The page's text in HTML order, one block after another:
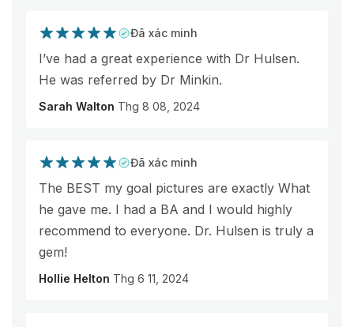
Đã xác minh
I’ve had a great experience with Dr Hulsen.
He was referred by Dr Minkin.
Sarah Walton Thg 8 08, 2024
Đã xác minh
The BEST my goal pictures are exactly What
he gave me. I had a BA and I would highly
recommend to everyone. Dr. Hulsen is truly a
gem!
Hollie Helton Thg 6 11, 2024